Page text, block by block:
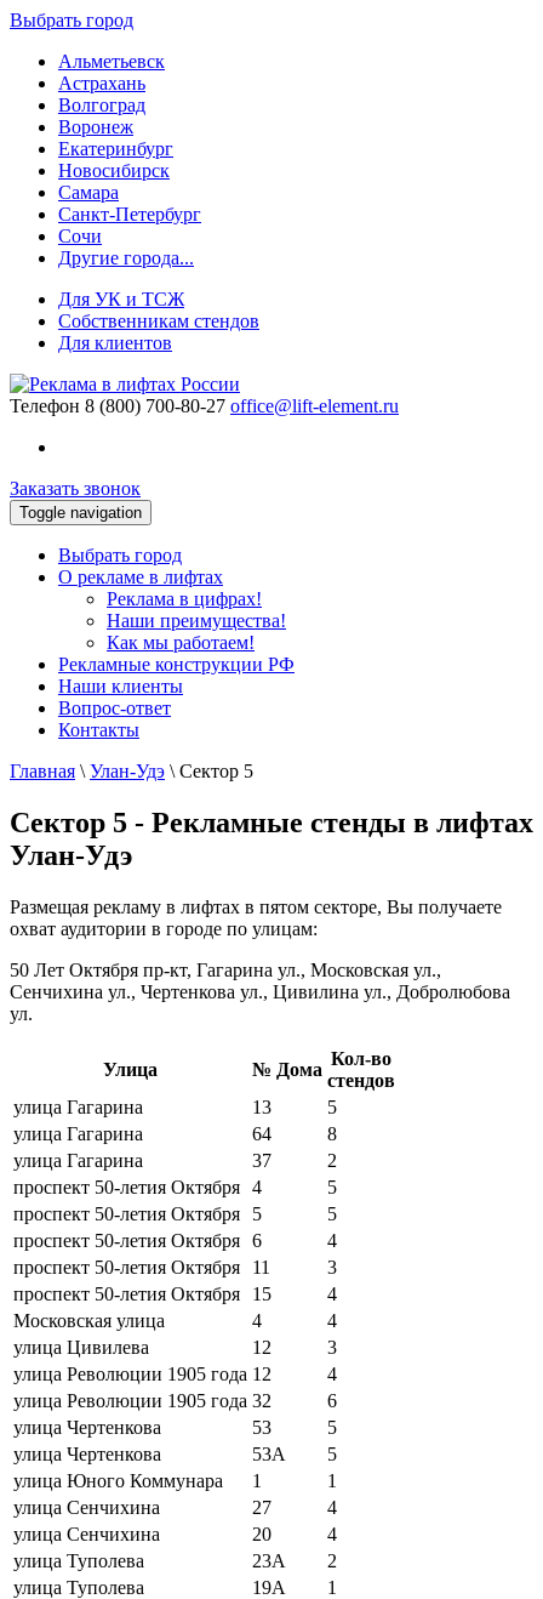
Выбрать город
Альметьевск
Астрахань
Волгоград
Воронеж
Екатеринбург
Новосибирск
Самара
Санкт-Петербург
Сочи
Другие города...
Для УК и ТСЖ
Собственникам стендов
Для клиентов
Телефон 8 (800) 700-80-27 office@lift-element.ru
Заказать звонок
Toggle navigation
Выбрать город
О рекламе в лифтах
Реклама в цифрах!
Наши преимущества!
Как мы работаем!
Рекламные конструкции РФ
Наши клиенты
Вопрос-ответ
Контакты
Главная \ Улан-Удэ \ Сектор 5
Сектор 5 - Рекламные стенды в лифтах
Улан-Удэ
Размещая рекламу в лифтах в пятом секторе, Вы получаете
охват аудитории в городе по улицам:
50 Лет Октября пр-кт, Гагарина ул., Московская ул.,
Сенчихина ул., Чертенкова ул., Цивилина ул., Добролюбова
ул.
Улица № Дома
Кол-во
стендов
улица Гагарина
13
5
улица Гагарина
64
8
улица Гагарина
37
2
проспект 50-летия Октября 4
5
проспект 50-летия Октября
5
5
проспект 50-летия Октября 6
4
проспект 50-летия Октября
11
3
проспект 50-летия Октября
15
4
Московская улица
4
4
улица Цивилева
12
3
улица Революции 1905 года 12
4
улица Революции 1905 года 32
6
улица Чертенкова
53
5
улица Чертенкова
53А
5
улица Юного Коммунара
1
1
улица Сенчихина
27
4
улица Сенчихина
20
4
улица Туполева
23А
2
улица Туполева
19А
1